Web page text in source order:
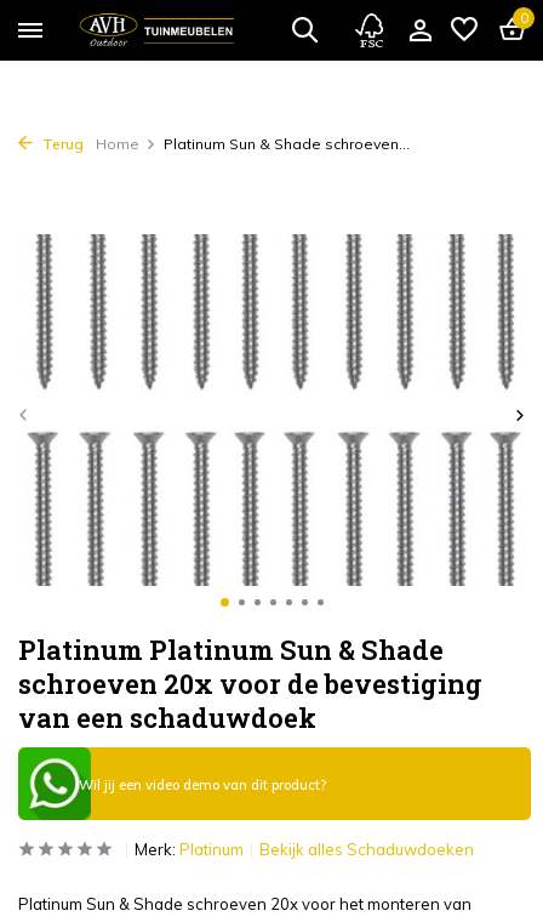
0
Terug Home Platinum Sun & Shade schroeven...
Platinum Platinum Sun & Shade
schroeven 20x voor de bevestiging
van een schaduwdoek
Wil jij een video demo van dit product?
Merk: Platinum Bekijk alles Schaduwdoeken
Platinum Sun & Shade schroeven 20x voor het monteren van